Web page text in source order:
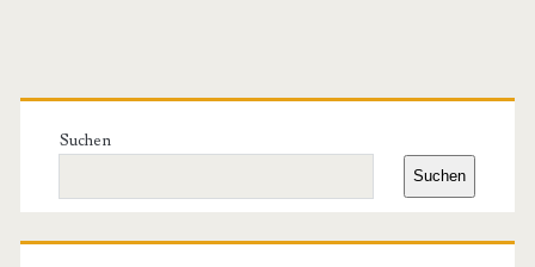
Primäre
Seitenleiste
Suchen
Suchen